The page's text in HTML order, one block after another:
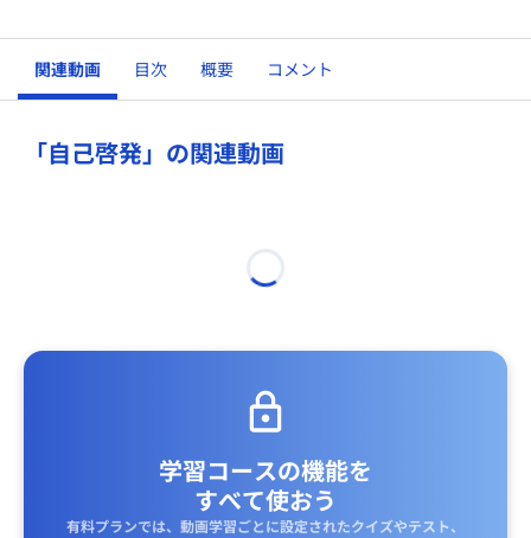
関連動画 目次 概要 コメント
「自己啓発」の関連動画
学習コースの機能を
すべて使おう
有料プランでは、動画学習ごとに設定されたクイズやテスト、